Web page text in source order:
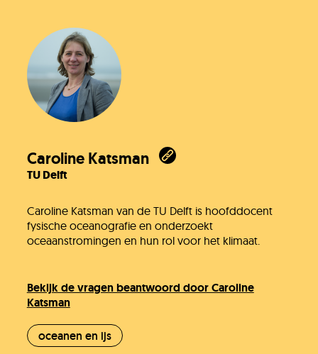
Caroline Katsman
TU Delft
Caroline Katsman van de TU Delft is hoofddocent
fysische oceanografie en onderzoekt
oceaanstromingen en hun rol voor het klimaat.
Bekijk de vragen beantwoord door Caroline
Katsman
oceanen en ijs